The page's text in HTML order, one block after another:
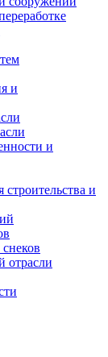
и
и
и
отрасли